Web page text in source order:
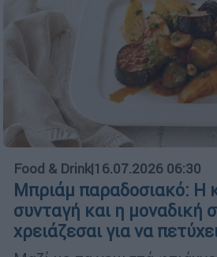
Food & Drink|16.07.2026 06:30
Μπριάμ παραδοσιακό: Η
συνταγή και η μοναδική
χρειάζεσαι για να